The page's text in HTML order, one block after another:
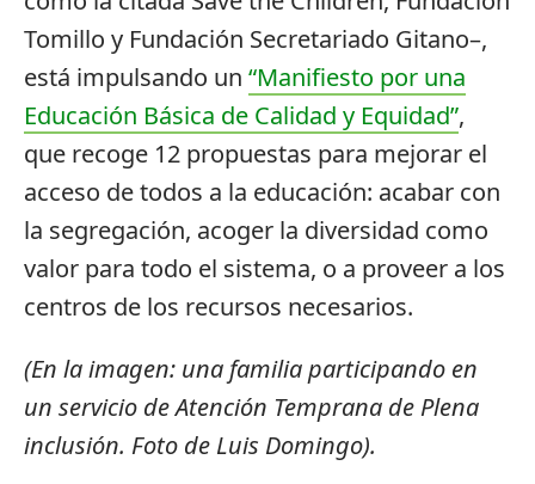
Tomillo y Fundación Secretariado Gitano–,
está impulsando un “Manifiesto por una
Educación Básica de Calidad y Equidad”,
que recoge 12 propuestas para mejorar el
acceso de todos a la educación: acabar con
la segregación, acoger la diversidad como
valor para todo el sistema, o a proveer a los
centros de los recursos necesarios.
(En la imagen: una familia participando en
un servicio de Atención Temprana de Plena
inclusión. Foto de Luis Domingo).